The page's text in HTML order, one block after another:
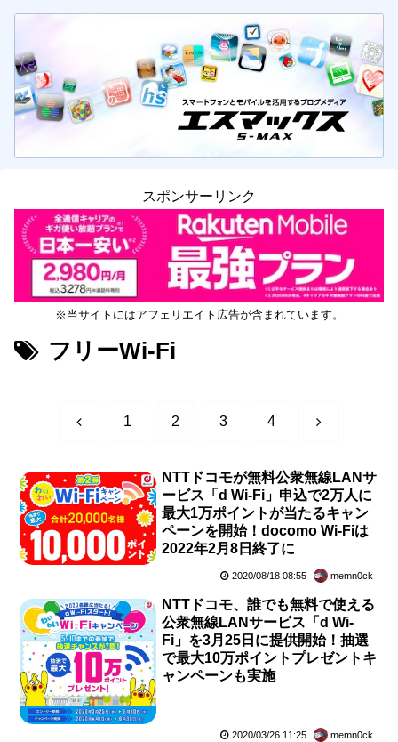
スポンサーリンク
※当サイトにはアフェリエイト広告が含まれています。
フリーWi-Fi
前 1 2 3 4 次
NTTドコモが無料公衆無線LANサ
ービス「d Wi-Fi」申込で2万人に
最大1万ポイントが当たるキャン
ペーンを開始！docomo Wi-Fiは
2022年2月8日終了に
2020/08/18 08:55 memn0ck
NTTドコモ、誰でも無料で使える
公衆無線LANサービス「d Wi-
Fi」を3月25日に提供開始！抽選
で最大10万ポイントプレゼントキ
ャンペーンも実施
2020/03/26 11:25 memn0ck